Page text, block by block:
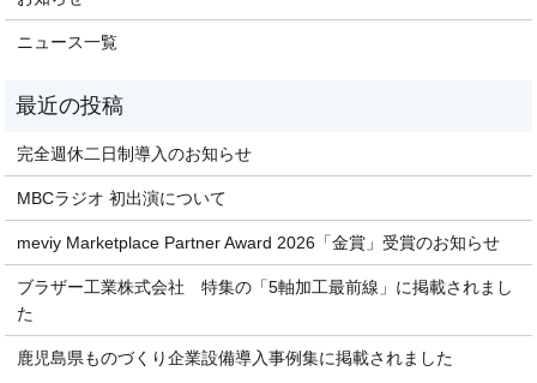
ニュース一覧
完全週休二日制導入のお知らせ
MBCラジオ 初出演について
meviy Marketplace Partner Award 2026「金賞」受賞のお知らせ
ブラザー工業株式会社 特集の「5軸加工最前線」に掲載されまし
た
鹿児島県ものづくり企業設備導入事例集に掲載されました